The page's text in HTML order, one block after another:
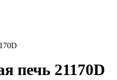
печь 21170D